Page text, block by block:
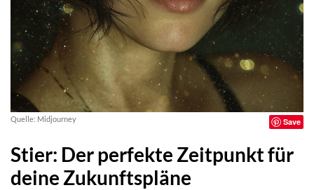
Quelle: Midjourney Save
Stier: Der perfekte Zeitpunkt für
deine Zukunftspläne